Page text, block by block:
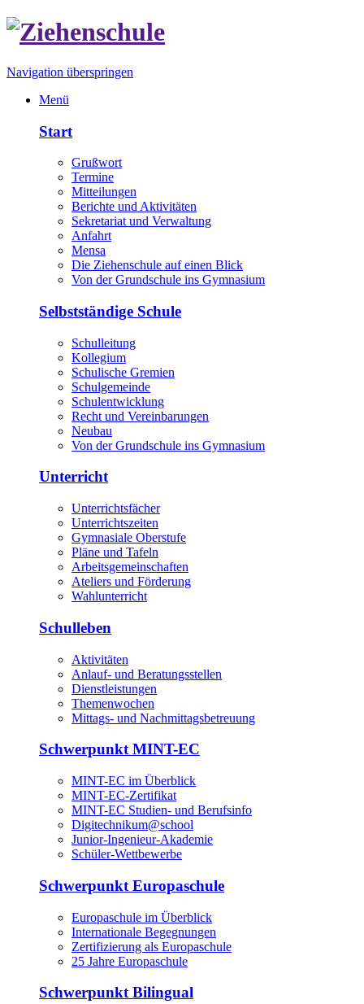
Navigation überspringen
Menü
Start
Grußwort
Termine
Mitteilungen
Berichte und Aktivitäten
Sekretariat und Verwaltung
Anfahrt
Mensa
Die Ziehenschule auf einen Blick
Von der Grundschule ins Gymnasium
Selbstständige Schule
Schulleitung
Kollegium
Schulische Gremien
Schulgemeinde
Schulentwicklung
Recht und Vereinbarungen
Neubau
Von der Grundschule ins Gymnasium
Unterricht
Unterrichtsfächer
Unterrichtszeiten
Gymnasiale Oberstufe
Pläne und Tafeln
Arbeitsgemeinschaften
Ateliers und Förderung
Wahlunterricht
Schulleben
Aktivitäten
Anlauf- und Beratungsstellen
Dienstleistungen
Themenwochen
Mittags- und Nachmittagsbetreuung
Schwerpunkt MINT-EC
MINT-EC im Überblick
MINT-EC-Zertifikat
MINT-EC Studien- und Berufsinfo
Digitechnikum­@school
Junior-Ingenieur-Akademie
Schüler-Wettbewerbe
Schwerpunkt Europaschule
Europaschule im Überblick
Internationale Begegnungen
Zertifizierung als Europaschule
25 Jahre Europaschule
Schwerpunkt Bilingual